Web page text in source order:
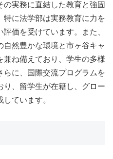
実務に直結した教育と強固
特に法学部は実務教育に力を
価を受けています。また、
然豊かな環境と市ヶ谷キャ
兼ね備えており、学生の多様
らに、国際交流プログラムを
、留学生が在籍し、グロー
ています。